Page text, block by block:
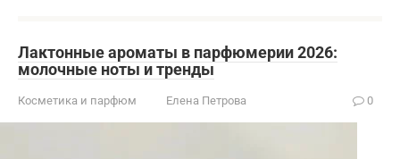
Лактонные ароматы в парфюмерии 2026:
молочные ноты и тренды
Косметика и парфюм Елена Петрова 0